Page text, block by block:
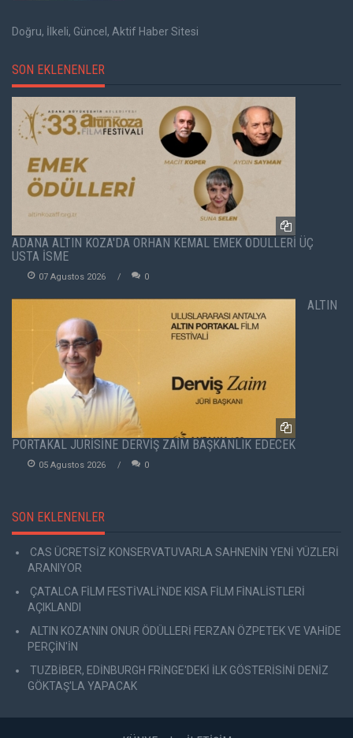
Doğru, İlkeli, Güncel, Aktif Haber Sitesi
SON EKLENENLER
ADANA ALTIN KOZA'DA ORHAN KEMAL EMEK ÖDÜLLERİ ÜÇ
USTA İSME
07 Agustos 2026 0
ALTIN
PORTAKAL JÜRİSİNE DERVİŞ ZAİM BAŞKANLIK EDECEK
05 Agustos 2026 0
SON EKLENENLER
CAS ÜCRETSİZ KONSERVATUVARLA SAHNENİN YENİ YÜZLERİ
ARANIYOR
ÇATALCA FİLM FESTİVALİ'NDE KISA FİLM FİNALİSTLERİ
AÇIKLANDI
ALTIN KOZA'NIN ONUR ÖDÜLLERİ FERZAN ÖZPETEK VE VAHİDE
PERÇİN'İN
TUZBİBER, EDİNBURGH FRİNGE'DEKİ İLK GÖSTERİSİNİ DENİZ
GÖKTAŞ'LA YAPACAK